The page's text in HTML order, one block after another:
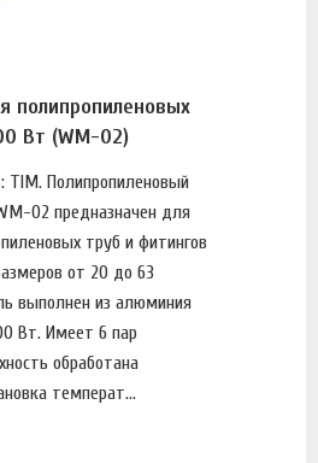
полипропиленовых
Вт (WM-02)
TIM. Полипропиленовый
02 предназначен для
труб и фитингов
от 20 до 63
выполнен из алюминия
Вт. Имеет 6 пар
обработана
температ...